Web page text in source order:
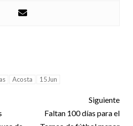
Acosta 15Jun
Siguiente
Faltan 100 días para el